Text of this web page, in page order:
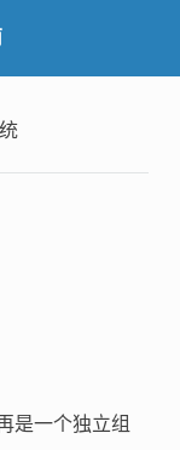
是一个独立组